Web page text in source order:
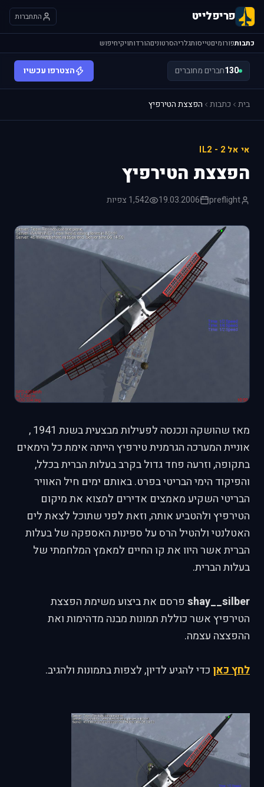
פריפלייט התחברות
כתבותפורומיםטייסותגלריהסרטוניםהורדותויקיחיפוש
130חברים מחוברים הצטרפו עכשיו
בית כתבות הפצצת הטירפיץ
אי אל 2 - IL2
הפצצת הטירפיץ
preflight
19.03.2006 1,542 צפיות
מאז שהושקה ונכנסה לפעילות מבצעית בשנת 1941 ,
אוניית המערכה הגרמנית טירפיץ הייתה אימת כל הימאים
בתקופה, וזרעה פחד גדול בקרב בעלות הברית בכלל,
והפיקוד הימי הבריטי בפרט. באותם ימים חיל האוויר
הבריטי השקיע מאמצים אדירים למצוא את מיקום
הטירפיץ ולהטביע אותה, וזאת לפני שתוכל לצאת לים
האטלנטי ולהטיל הרס על ספינות האספקה של בעלות
הברית אשר היוו את קו החיים למאמץ המלחמתי של
בעלות הברית.
shay__silber פרסם את ביצוע משימת הפצצת
הטירפיץ אשר כוללת תמונות מבנה מדהימות ואת
ההפצצה עצמה.
לחץ כאן כדי להגיע לדיון, לצפות בתמונות ולהגיב.